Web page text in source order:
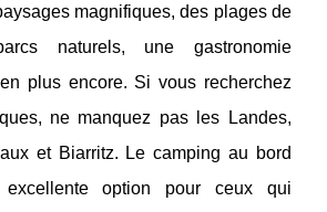
magnifiques, des plages de
naturels, une gastronomie
plus encore. Si vous recherchez
ne manquez pas les Landes,
et Biarritz. Le camping au bord
option pour ceux qui